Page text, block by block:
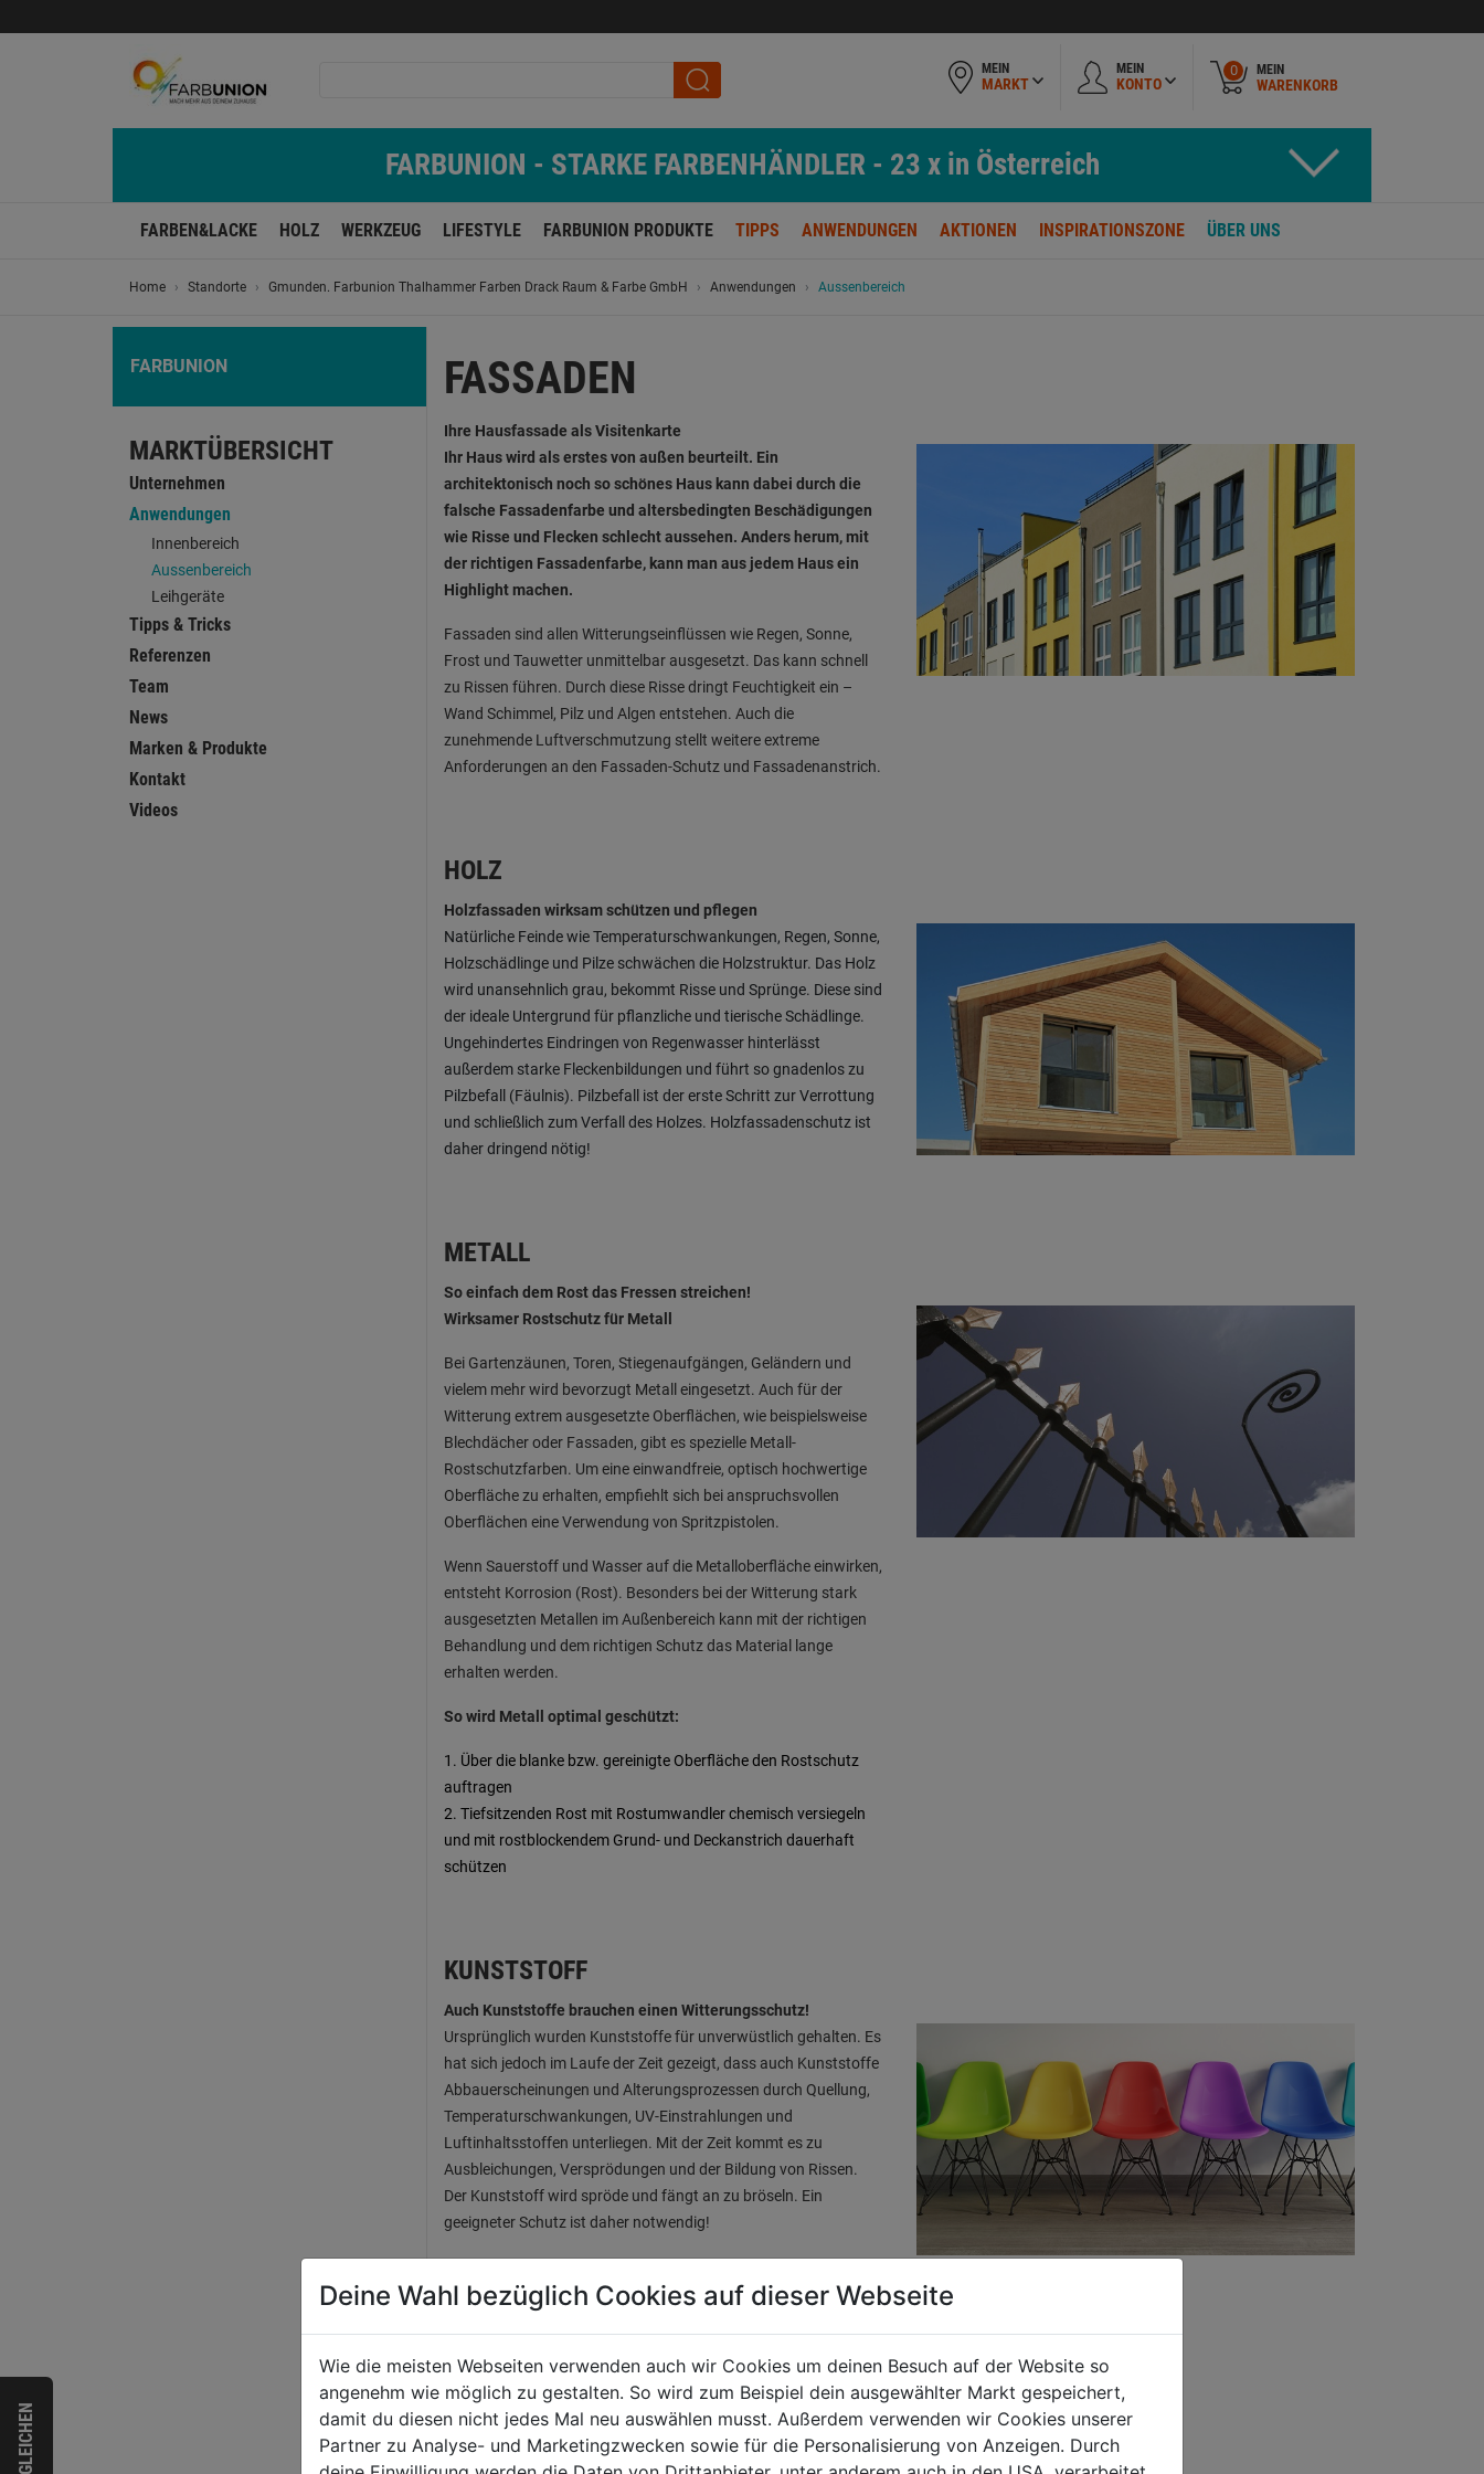
VERGLEICHEN
MEIN
MARKT
MEIN
KONTO
0 MEIN
WARENKORB
FARBUNION - STARKE FARBENHÄNDLER - 23 x in Österreich
FARBEN&LACKE HOLZ WERKZEUG LIFESTYLE FARBUNION PRODUKTE TIPPS ANWENDUNGEN AKTIONEN INSPIRATIONSZONE ÜBER UNS
Home Standorte Gmunden. Farbunion Thalhammer Farben Drack Raum & Farbe GmbH Anwendungen Aussenbereich
FARBUNION
MARKTÜBERSICHT
Unternehmen
Anwendungen
Innenbereich
Aussenbereich
Leihgeräte
Tipps & Tricks
Referenzen
Team
News
Marken & Produkte
Kontakt
Videos
FASSADEN
Ihre Hausfassade als Visitenkarte
Ihr Haus wird als erstes von außen beurteilt. Ein
architektonisch noch so schönes Haus kann dabei durch die
falsche Fassadenfarbe und altersbedingten Beschädigungen
wie Risse und Flecken schlecht aussehen. Anders herum, mit
der richtigen Fassadenfarbe, kann man aus jedem Haus ein
Highlight machen.
Fassaden sind allen Witterungseinflüssen wie Regen, Sonne,
Frost und Tauwetter unmittelbar ausgesetzt. Das kann schnell
zu Rissen führen. Durch diese Risse dringt Feuchtigkeit ein –
Wand Schimmel, Pilz und Algen entstehen. Auch die
zunehmende Luftverschmutzung stellt weitere extreme
Anforderungen an den Fassaden-Schutz und Fassadenanstrich.
HOLZ
Holzfassaden wirksam schützen und pflegen
Natürliche Feinde wie Temperaturschwankungen, Regen, Sonne,
Holzschädlinge und Pilze schwächen die Holzstruktur. Das Holz
wird unansehnlich grau, bekommt Risse und Sprünge. Diese sind
der ideale Untergrund für pflanzliche und tierische Schädlinge.
Ungehindertes Eindringen von Regenwasser hinterlässt
außerdem starke Fleckenbildungen und führt so gnadenlos zu
Pilzbefall (Fäulnis). Pilzbefall ist der erste Schritt zur Verrottung
und schließlich zum Verfall des Holzes. Holzfassadenschutz ist
daher dringend nötig!
METALL
So einfach dem Rost das Fressen streichen!
Wirksamer Rostschutz für Metall
Bei Gartenzäunen, Toren, Stiegenaufgängen, Geländern und
vielem mehr wird bevorzugt Metall eingesetzt. Auch für der
Witterung extrem ausgesetzte Oberflächen, wie beispielsweise
Blechdächer oder Fassaden, gibt es spezielle Metall-
Rostschutzfarben. Um eine einwandfreie, optisch hochwertige
Oberfläche zu erhalten, empfiehlt sich bei anspruchsvollen
Oberflächen eine Verwendung von Spritzpistolen.
Wenn Sauerstoff und Wasser auf die Metalloberfläche einwirken,
entsteht Korrosion (Rost). Besonders bei der Witterung stark
ausgesetzten Metallen im Außenbereich kann mit der richtigen
Behandlung und dem richtigen Schutz das Material lange
erhalten werden.
So wird Metall optimal geschützt:
1. Über die blanke bzw. gereinigte Oberfläche den Rostschutz
auftragen
2. Tiefsitzenden Rost mit Rostumwandler chemisch versiegeln
und mit rostblockendem Grund- und Deckanstrich dauerhaft
schützen
KUNSTSTOFF
Auch Kunststoffe brauchen einen Witterungsschutz!
Ursprünglich wurden Kunststoffe für unverwüstlich gehalten. Es
hat sich jedoch im Laufe der Zeit gezeigt, dass auch Kunststoffe
Abbauerscheinungen und Alterungsprozessen durch Quellung,
Temperaturschwankungen, UV-Einstrahlungen und
Luftinhaltsstoffen unterliegen. Mit der Zeit kommt es zu
Ausbleichungen, Versprödungen und der Bildung von Rissen.
Der Kunststoff wird spröde und fängt an zu bröseln. Ein
geeigneter Schutz ist daher notwendig!
Mit modernen Kunststoff-Farben erhält die Oberfläche wieder
ein gleichmäßiges und frisches Aussehen. Die farbliche
Anpassung der Kunststoffoberflächen von Dachrinnen,
Abflussrohren und Fenstern zur Fassadenfarbe gelingt anhand
von Mischcomputern. Somit wird das harmonische Gesamtbild
des Hauses erhalten.
Deine Wahl bezüglich Cookies auf dieser Webseite
Wie die meisten Webseiten verwenden auch wir Cookies um deinen Besuch auf der Website so
angenehm wie möglich zu gestalten. So wird zum Beispiel dein ausgewählter Markt gespeichert,
damit du diesen nicht jedes Mal neu auswählen musst. Außerdem verwenden wir Cookies unserer
Partner zu Analyse- und Marketingzwecken sowie für die Personalisierung von Anzeigen. Durch